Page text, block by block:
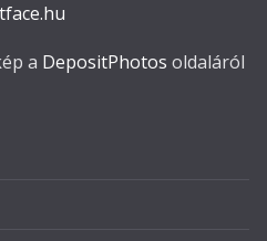
a DepositPhotos oldaláról